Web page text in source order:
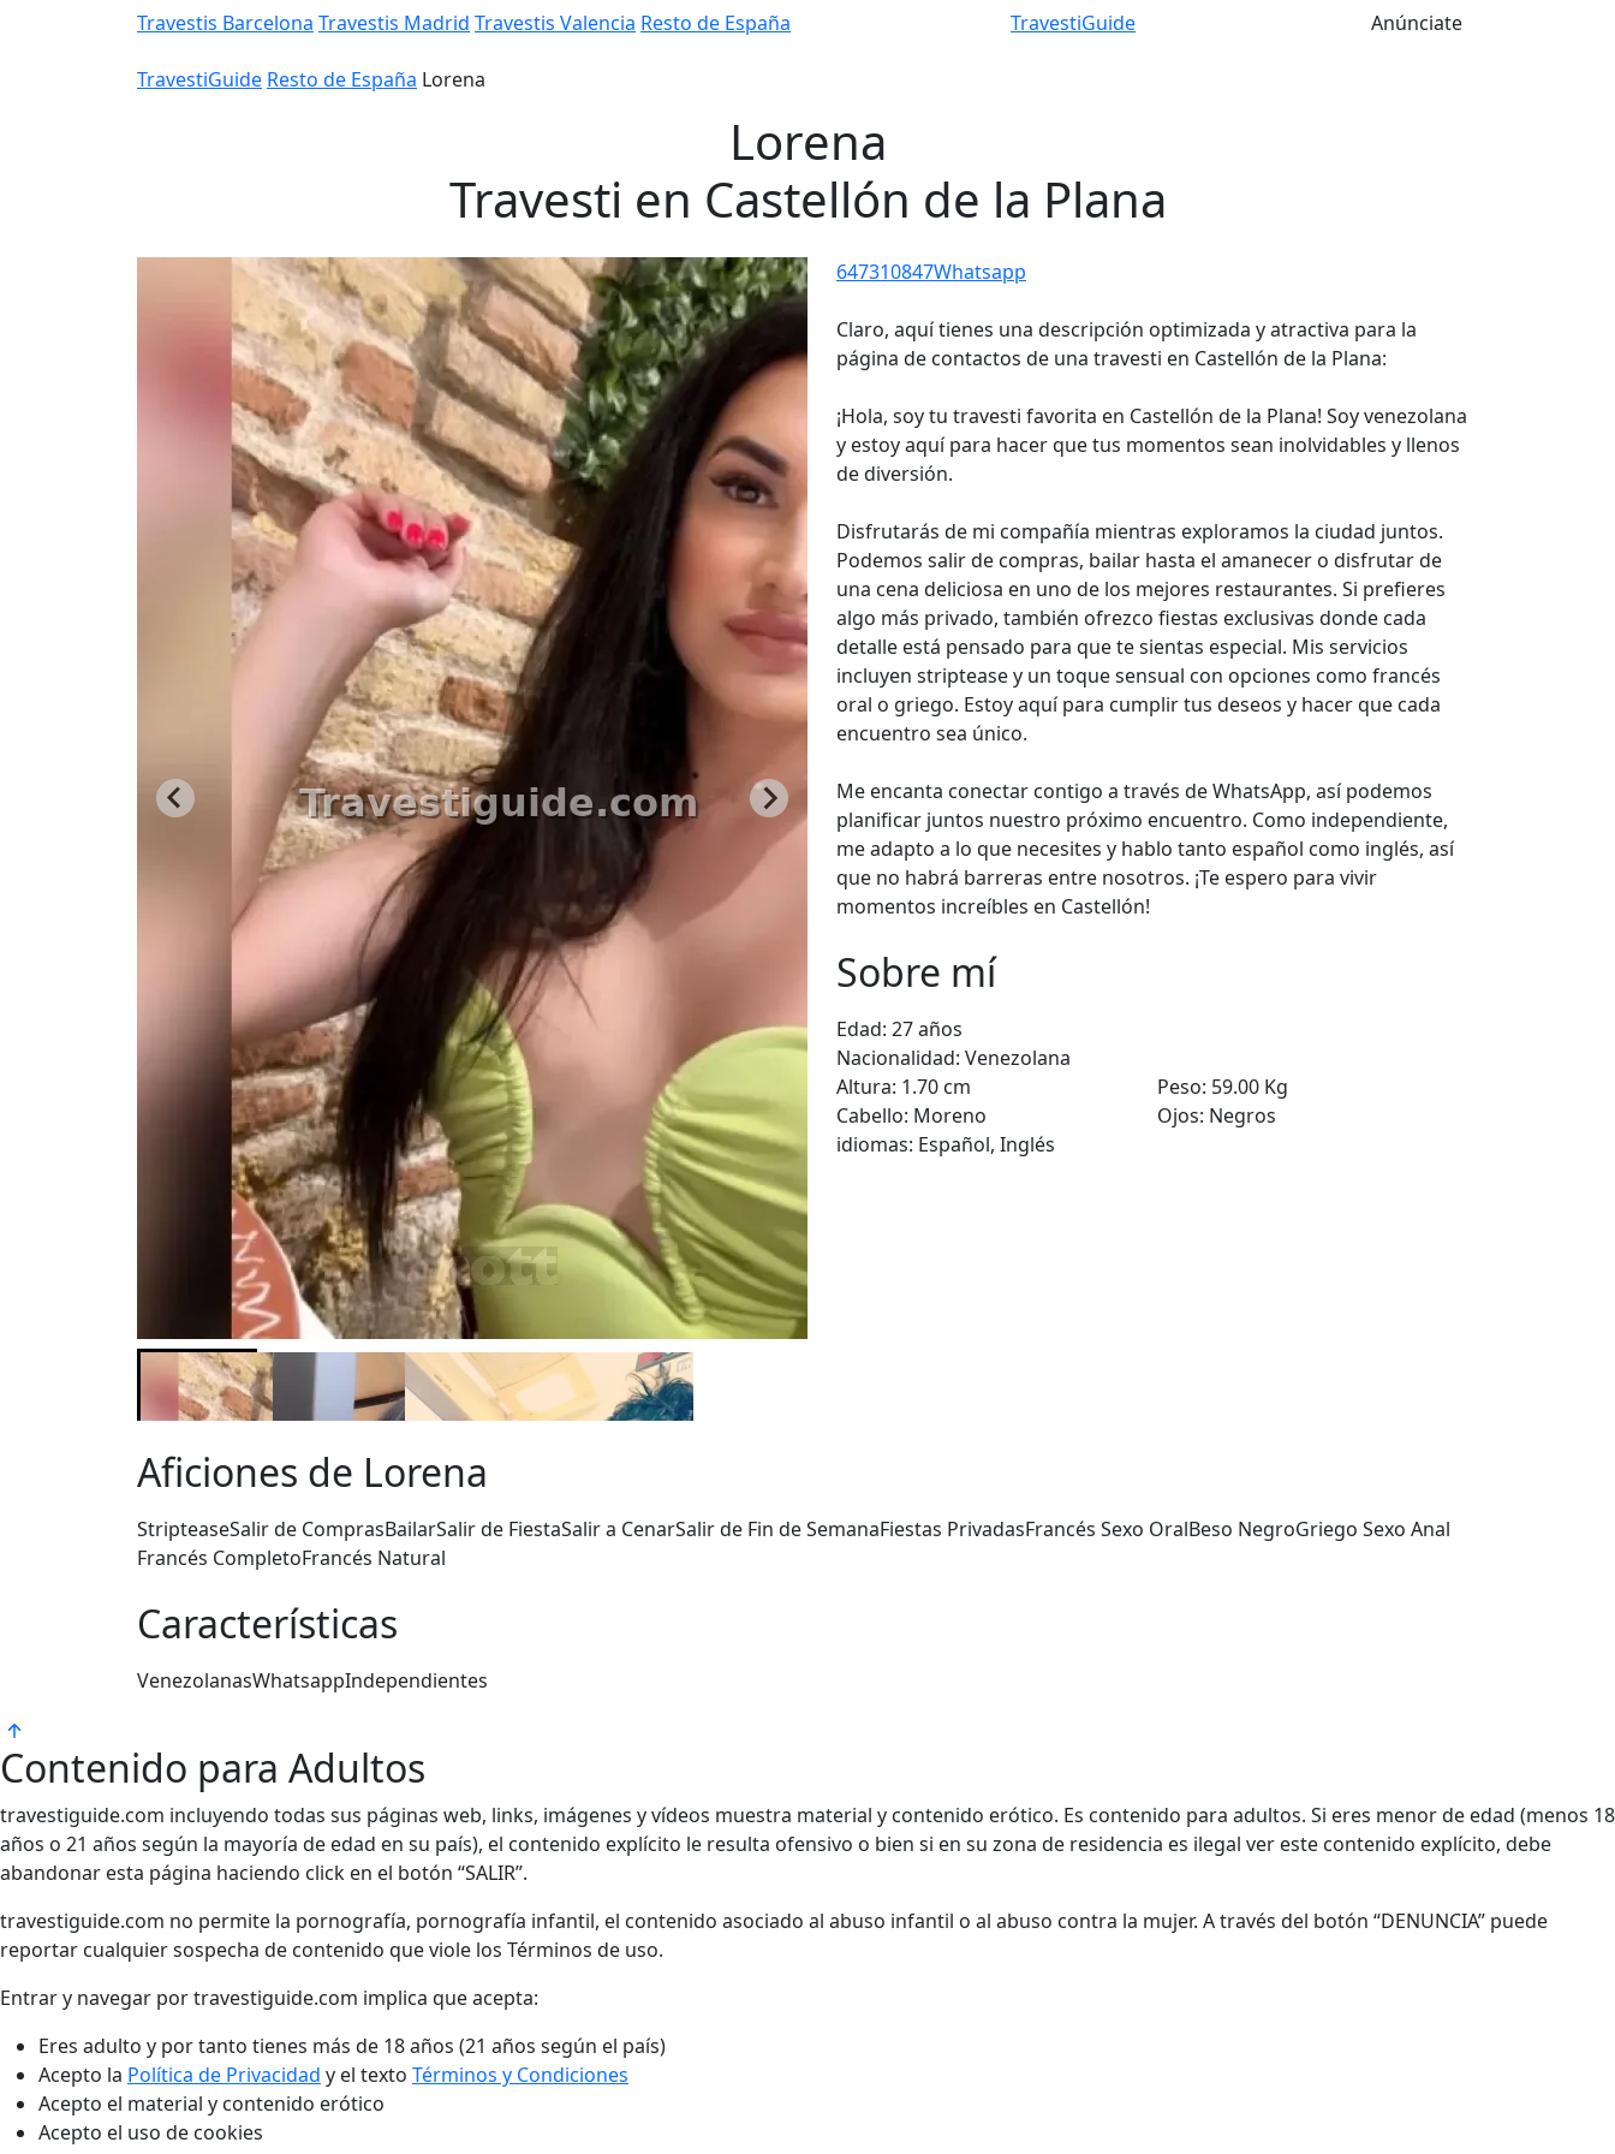
Travestis Barcelona Travestis Madrid Travestis Valencia Resto de España TravestiGuide Anúnciate
TravestiGuide Resto de España Lorena
Lorena
Travesti en Castellón de la Plana
647310847Whatsapp
Claro, aquí tienes una descripción optimizada y atractiva para la
página de contactos de una travesti en Castellón de la Plana:
¡Hola, soy tu travesti favorita en Castellón de la Plana! Soy venezolana
y estoy aquí para hacer que tus momentos sean inolvidables y llenos
de diversión.
Disfrutarás de mi compañía mientras exploramos la ciudad juntos.
Podemos salir de compras, bailar hasta el amanecer o disfrutar de
una cena deliciosa en uno de los mejores restaurantes. Si prefieres
algo más privado, también ofrezco fiestas exclusivas donde cada
detalle está pensado para que te sientas especial. Mis servicios
incluyen striptease y un toque sensual con opciones como francés
oral o griego. Estoy aquí para cumplir tus deseos y hacer que cada
encuentro sea único.
Me encanta conectar contigo a través de WhatsApp, así podemos
planificar juntos nuestro próximo encuentro. Como independiente,
me adapto a lo que necesites y hablo tanto español como inglés, así
que no habrá barreras entre nosotros. ¡Te espero para vivir
momentos increíbles en Castellón!
Sobre mí
Edad: 27 años
Nacionalidad: Venezolana
Altura: 1.70 cm Peso: 59.00 Kg
Cabello: Moreno Ojos: Negros
idiomas: Español, Inglés
Aficiones de Lorena
StripteaseSalir de ComprasBailarSalir de FiestaSalir a CenarSalir de Fin de SemanaFiestas PrivadasFrancés Sexo OralBeso NegroGriego Sexo Anal
Francés CompletoFrancés Natural
Características
VenezolanasWhatsappIndependientes
Contenido para Adultos
travestiguide.com incluyendo todas sus páginas web, links, imágenes y vídeos muestra material y contenido erótico. Es contenido para adultos. Si eres menor de edad (menos 18
años o 21 años según la mayoría de edad en su país), el contenido explícito le resulta ofensivo o bien si en su zona de residencia es ilegal ver este contenido explícito, debe
abandonar esta página haciendo click en el botón “SALIR”.
travestiguide.com no permite la pornografía, pornografía infantil, el contenido asociado al abuso infantil o al abuso contra la mujer. A través del botón “DENUNCIA” puede
reportar cualquier sospecha de contenido que viole los Términos de uso.
Entrar y navegar por travestiguide.com implica que acepta:
Eres adulto y por tanto tienes más de 18 años (21 años según el país)
Acepto la Política de Privacidad y el texto Términos y Condiciones
Acepto el material y contenido erótico
Acepto el uso de cookies